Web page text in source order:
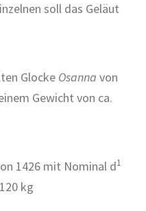
soll das Geläut
Glocke Osanna von
Gewicht von ca.
1426 mit Nominal d1
kg